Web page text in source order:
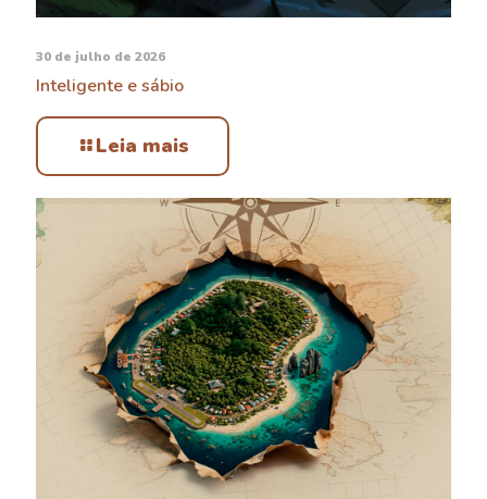
30 de julho de 2026
Inteligente e sábio
Leia mais